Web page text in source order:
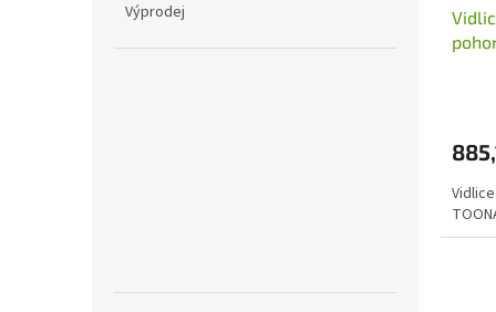
Výprodej